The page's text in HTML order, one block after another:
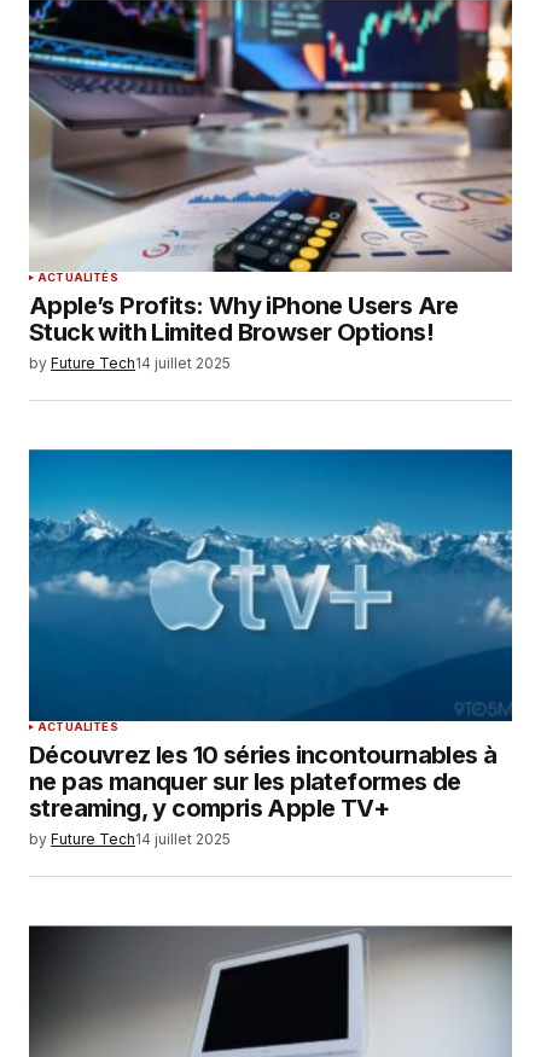
Your E-mail*
Enregistrer mon nom, mon e-mail et mon
site dans le navigateur pour mon prochain
commentaire.
SUBMIT COMMENT
ACTUALITÉS
Apple’s Profits: Why iPhone Users Are
Stuck with Limited Browser Options!
by Future Tech14 juillet 2025
ACTUALITÉS
Découvrez les 10 séries incontournables à
ne pas manquer sur les plateformes de
streaming, y compris Apple TV+
by Future Tech14 juillet 2025